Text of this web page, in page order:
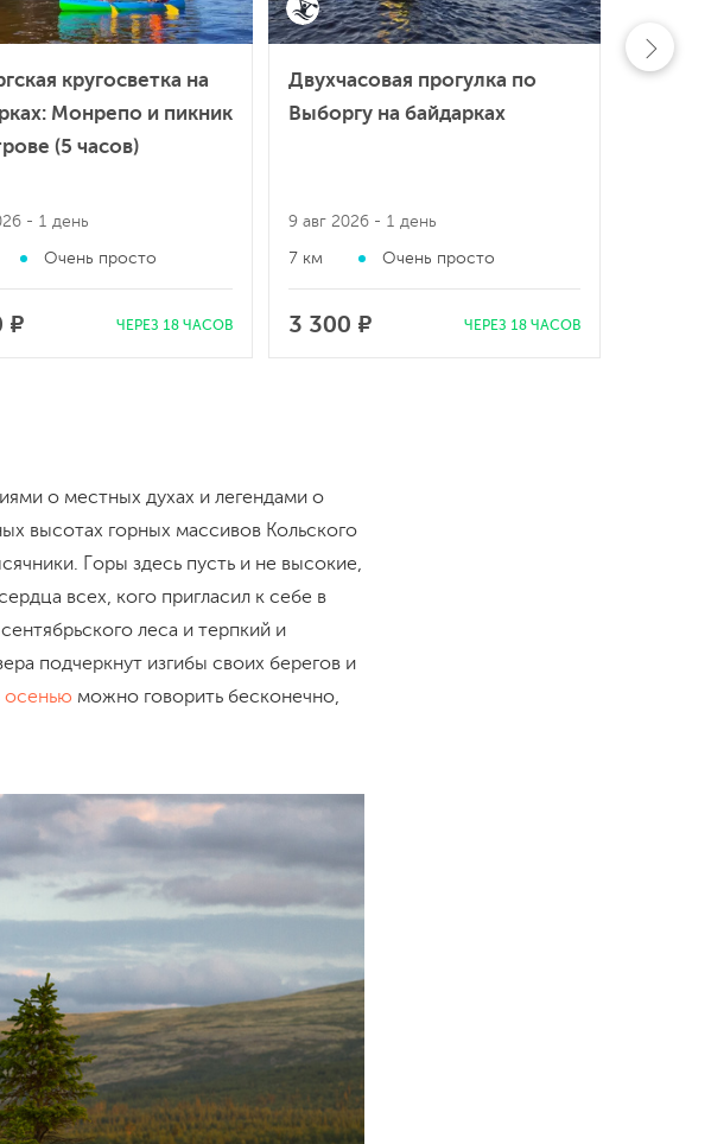
кругосветка на
Монрепо и пикник
(5 часов)
- 1 день
Очень просто
₽ ЧЕРЕЗ 18 ЧАСОВ
Двухчасовая прогулка по
Выборгу на байдарках
9 авг 2026 - 1 день
7 км Очень просто
3 300 ₽ ЧЕРЕЗ 18 ЧАСОВ
САП-
о местных духах и легендами о
высотах горных массивов Кольского
Горы здесь пусть и не высокие,
всех, кого пригласил к себе в
леса и терпкий и
подчеркнут изгибы своих берегов и
осенью можно говорить бесконечно,